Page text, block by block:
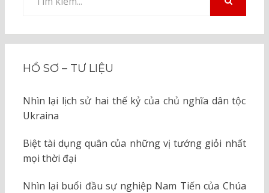
kiếm
HỒ SƠ – TƯ LIỆU
Nhìn lại lịch sử hai thế kỷ của chủ nghĩa dân tộc
Ukraina
Biệt tài dụng quân của những vị tướng giỏi nhất
mọi thời đại
Nhìn lại buổi đầu sự nghiệp Nam Tiến của Chúa